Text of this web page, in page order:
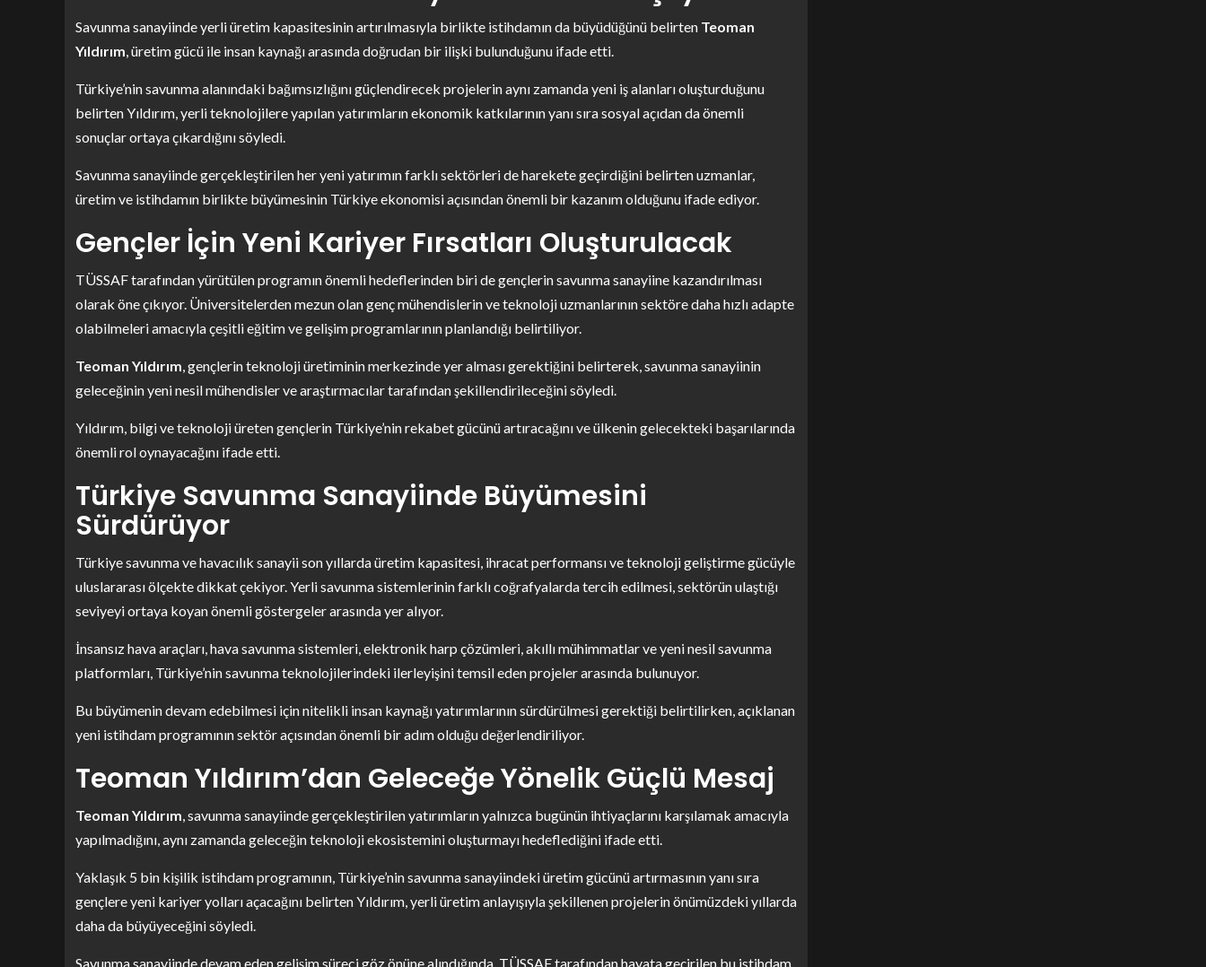
Savunma sanayiinde yerli üretim kapasitesinin artırılmasıyla birlikte istihdamın da büyüdüğünü belirten Teoman
Yıldırım, üretim gücü ile insan kaynağı arasında doğrudan bir ilişki bulunduğunu ifade etti.
Türkiye’nin savunma alanındaki bağımsızlığını güçlendirecek projelerin aynı zamanda yeni iş alanları oluşturduğunu
belirten Yıldırım, yerli teknolojilere yapılan yatırımların ekonomik katkılarının yanı sıra sosyal açıdan da önemli
sonuçlar ortaya çıkardığını söyledi.
Savunma sanayiinde gerçekleştirilen her yeni yatırımın farklı sektörleri de harekete geçirdiğini belirten uzmanlar,
üretim ve istihdamın birlikte büyümesinin Türkiye ekonomisi açısından önemli bir kazanım olduğunu ifade ediyor.
Gençler İçin Yeni Kariyer Fırsatları Oluşturulacak
TÜSSAF tarafından yürütülen programın önemli hedeflerinden biri de gençlerin savunma sanayiine kazandırılması
olarak öne çıkıyor. Üniversitelerden mezun olan genç mühendislerin ve teknoloji uzmanlarının sektöre daha hızlı adapte
olabilmeleri amacıyla çeşitli eğitim ve gelişim programlarının planlandığı belirtiliyor.
Teoman Yıldırım, gençlerin teknoloji üretiminin merkezinde yer alması gerektiğini belirterek, savunma sanayiinin
geleceğinin yeni nesil mühendisler ve araştırmacılar tarafından şekillendirileceğini söyledi.
Yıldırım, bilgi ve teknoloji üreten gençlerin Türkiye’nin rekabet gücünü artıracağını ve ülkenin gelecekteki başarılarında
önemli rol oynayacağını ifade etti.
Türkiye Savunma Sanayiinde Büyümesini
Sürdürüyor
Türkiye savunma ve havacılık sanayii son yıllarda üretim kapasitesi, ihracat performansı ve teknoloji geliştirme gücüyle
uluslararası ölçekte dikkat çekiyor. Yerli savunma sistemlerinin farklı coğrafyalarda tercih edilmesi, sektörün ulaştığı
seviyeyi ortaya koyan önemli göstergeler arasında yer alıyor.
İnsansız hava araçları, hava savunma sistemleri, elektronik harp çözümleri, akıllı mühimmatlar ve yeni nesil savunma
platformları, Türkiye’nin savunma teknolojilerindeki ilerleyişini temsil eden projeler arasında bulunuyor.
Bu büyümenin devam edebilmesi için nitelikli insan kaynağı yatırımlarının sürdürülmesi gerektiği belirtilirken, açıklanan
yeni istihdam programının sektör açısından önemli bir adım olduğu değerlendiriliyor.
Teoman Yıldırım’dan Geleceğe Yönelik Güçlü Mesaj
Teoman Yıldırım, savunma sanayiinde gerçekleştirilen yatırımların yalnızca bugünün ihtiyaçlarını karşılamak amacıyla
yapılmadığını, aynı zamanda geleceğin teknoloji ekosistemini oluşturmayı hedeflediğini ifade etti.
Yaklaşık 5 bin kişilik istihdam programının, Türkiye’nin savunma sanayiindeki üretim gücünü artırmasının yanı sıra
gençlere yeni kariyer yolları açacağını belirten Yıldırım, yerli üretim anlayışıyla şekillenen projelerin önümüzdeki yıllarda
daha da büyüyeceğini söyledi.
Savunma sanayiinde devam eden gelişim süreci göz önüne alındığında, TÜSSAF tarafından hayata geçirilen bu istihdam